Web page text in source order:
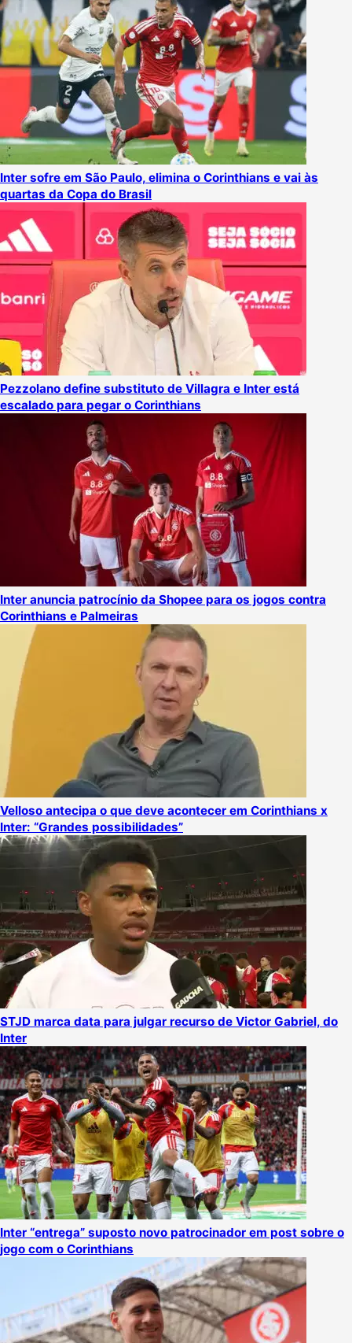
Inter sofre em São Paulo, elimina o Corinthians e vai às
quartas da Copa do Brasil
Pezzolano define substituto de Villagra e Inter está
escalado para pegar o Corinthians
Inter anuncia patrocínio da Shopee para os jogos contra
Corinthians e Palmeiras
Velloso antecipa o que deve acontecer em Corinthians x
Inter: “Grandes possibilidades”
STJD marca data para julgar recurso de Victor Gabriel, do
Inter
Inter “entrega” suposto novo patrocinador em post sobre o
jogo com o Corinthians